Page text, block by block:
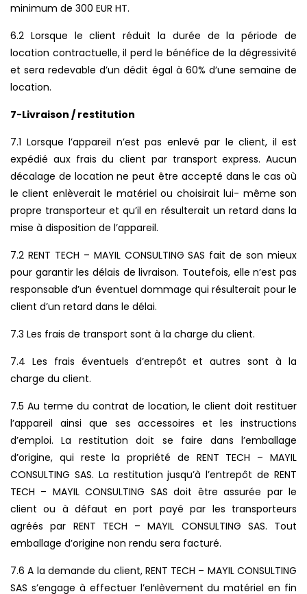
minimum de 300 EUR HT.
6.2 Lorsque le client réduit la durée de la période de
location contractuelle, il perd le bénéfice de la dégressivité
et sera redevable d’un dédit égal à 60% d’une semaine de
location.
7-Livraison / restitution
7.1 Lorsque l’appareil n’est pas enlevé par le client, il est
expédié aux frais du client par transport express. Aucun
décalage de location ne peut être accepté dans le cas où
le client enlèverait le matériel ou choisirait lui- même son
propre transporteur et qu’il en résulterait un retard dans la
mise à disposition de l’appareil.
7.2 RENT TECH – MAYIL CONSULTING SAS fait de son mieux
pour garantir les délais de livraison. Toutefois, elle n’est pas
responsable d’un éventuel dommage qui résulterait pour le
client d’un retard dans le délai.
7.3 Les frais de transport sont à la charge du client.
7.4 Les frais éventuels d’entrepôt et autres sont à la
charge du client.
7.5 Au terme du contrat de location, le client doit restituer
l’appareil ainsi que ses accessoires et les instructions
d’emploi. La restitution doit se faire dans l’emballage
d’origine, qui reste la propriété de RENT TECH – MAYIL
CONSULTING SAS. La restitution jusqu’à l’entrepôt de RENT
TECH – MAYIL CONSULTING SAS doit être assurée par le
client ou à défaut en port payé par les transporteurs
agréés par RENT TECH – MAYIL CONSULTING SAS. Tout
emballage d’origine non rendu sera facturé.
7.6 A la demande du client, RENT TECH – MAYIL CONSULTING
SAS s’engage à effectuer l’enlèvement du matériel en fin